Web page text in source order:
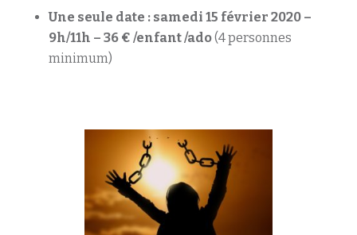
Une seule date : samedi 15 février 2020 –
9h/11h – 36 € /enfant /ado(4 personnes
minimum)